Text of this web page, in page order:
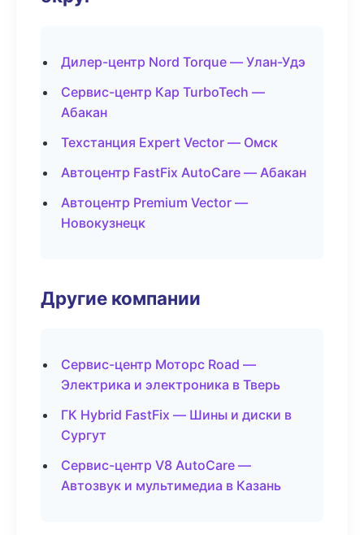
Дилер-центр Nord Torque — Улан-Удэ
Сервис-центр Кар TurboTech —
Абакан
Техстанция Expert Vector — Омск
Автоцентр FastFix AutoCare — Абакан
Автоцентр Premium Vector —
Новокузнецк
Другие компании
Сервис-центр Моторс Road —
Электрика и электроника в Тверь
ГК Hybrid FastFix — Шины и диски в
Сургут
Сервис-центр V8 AutoCare —
Автозвук и мультимедиа в Казань